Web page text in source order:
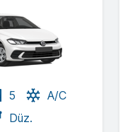
5
A/C
Düz.